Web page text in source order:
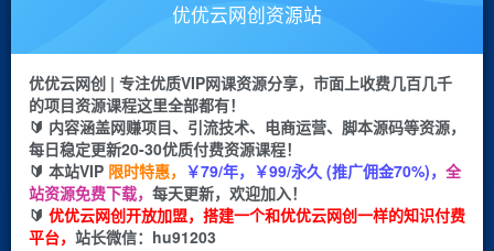
会员专属推广链接
挂机 项目
脚本卡密
APP下载
GO
首页 创业课程 会员专属 正文
(6656期)2023新版塔罗占卜网站源码风水起名附带
搭建视频及文本教程【源码+教程】
优优云网创资源站
优优云网创 | 专注优质VIP网课资源分享，市面上收费几百几千
的项目资源课程这里全部都有！
🔰 内容涵盖网赚项目、引流技术、电商运营、脚本源码等资源，
每日稳定更新20-30优质付费资源课程！
🔰 本站VIP 限时特惠， ￥79/年，￥99/永久 (推广佣金70%)， 全
站资源免费下载， 每天更新，欢迎加入！
🔰 优优云网创开放加盟，搭建一个和优优云网创一样的知识付费
平台， 站长微信：hu91203